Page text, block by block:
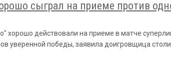
сыграл на приеме против
хорошо действовали на приеме в матче
уверенной победы, заявила доигровщица